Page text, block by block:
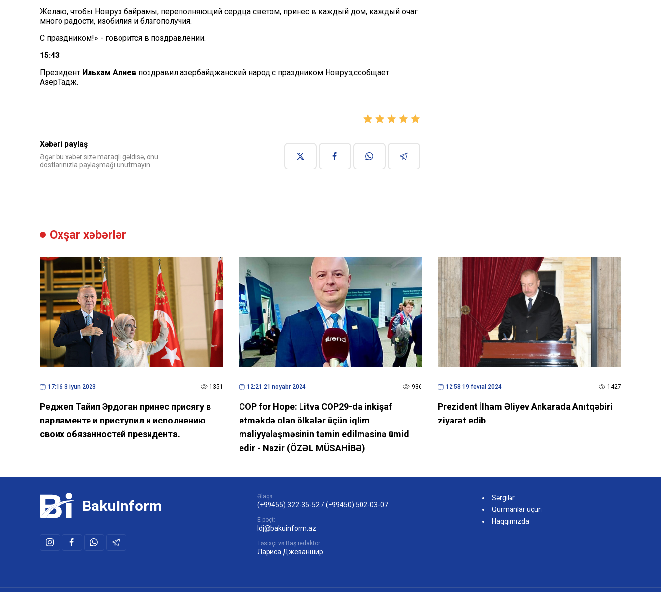
Желаю, чтобы Новруз байрамы, переполняющий сердца светом, принес в каждый дом, каждый очаг
много радости, изобилия и благополучия.
С праздником!» - говорится в поздравлении.
15:43
Президент Ильхам Алиевпоздравил азербайджанский народ с праздником Новруз,сообщает
АзерТадж.
Xəbəri paylaş
Əgər bu xəbər sizə maraqlı gəldisə, onu
dostlarınızla paylaşmağı unutmayın
Oxşar xəbərlər
17:16 3 iyun 2023 1351
Реджеп Тайип Эрдоган принес присягу в
парламенте и приступил к исполнению
своих обязанностей президента.
12:21 21 noyabr 2024 936
COP for Hope: Litva COP29-da inkişaf
etməkdə olan ölkələr üçün iqlim
maliyyələşməsinin təmin edilməsinə ümid
edir - Nazir (ÖZƏL MÜSAHİBƏ)
12:58 19 fevral 2024 1427
Prezident İlham Əliyev Ankarada Anıtqəbiri
ziyarət edib
BakuInform
Əlaqə:
(+99455) 322-35-52 /(+99450) 502-03-07
E-poçt:
ldj@bakuinform.az
Təsisçi və Baş redaktor:
Лариса Джеваншир
Sərgilər
Qurmanlar üçün
Haqqımızda